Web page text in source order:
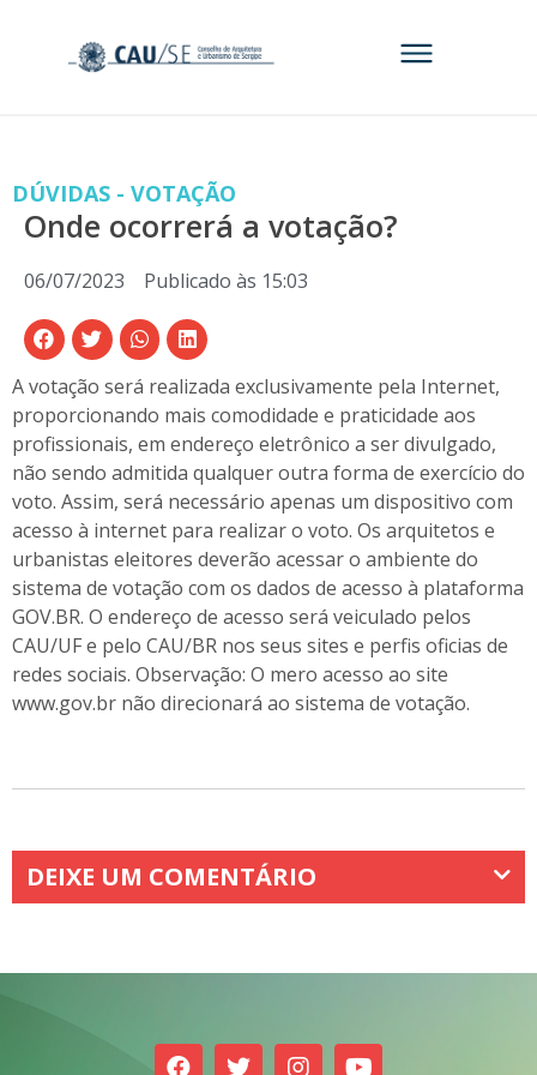
DÚVIDAS - VOTAÇÃO
Onde ocorrerá a votação?
06/07/2023 Publicado às 15:03
A votação será realizada exclusivamente pela Internet,
proporcionando mais comodidade e praticidade aos
profissionais, em endereço eletrônico a ser divulgado,
não sendo admitida qualquer outra forma de exercício do
voto. Assim, será necessário apenas um dispositivo com
acesso à internet para realizar o voto. Os arquitetos e
urbanistas eleitores deverão acessar o ambiente do
sistema de votação com os dados de acesso à plataforma
GOV.BR. O endereço de acesso será veiculado pelos
CAU/UF e pelo CAU/BR nos seus sites e perfis oficias de
redes sociais. Observação: O mero acesso ao site
www.gov.br não direcionará ao sistema de votação.
DEIXE UM COMENTÁRIO